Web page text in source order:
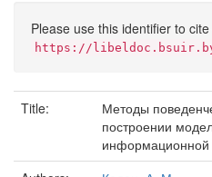
Please use this identifier to
https://libeldoc.bsuir.by/
Title:
Методы
построении
информационной